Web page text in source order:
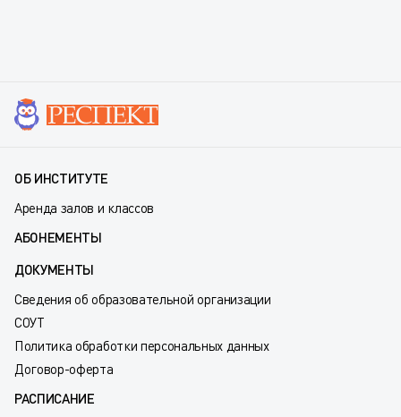
ОБ ИНСТИТУТЕ
Аренда залов и классов
АБОНЕМЕНТЫ
ДОКУМЕНТЫ
Сведения об образовательной организации
СОУТ
Политика обработки персональных данных
Договор-оферта
РАСПИСАНИЕ